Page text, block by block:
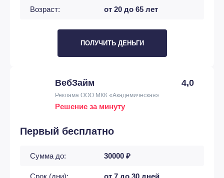
Возраст: от 20 до 65 лет
ПОЛУЧИТЬ ДЕНЬГИ
ВебЗайм 4,0
Реклама ООО МКК «Академическая»
Решение за минуту
Первый бесплатно
Сумма до: 30000 ₽
Срок (дни): от 7 до 30 дней